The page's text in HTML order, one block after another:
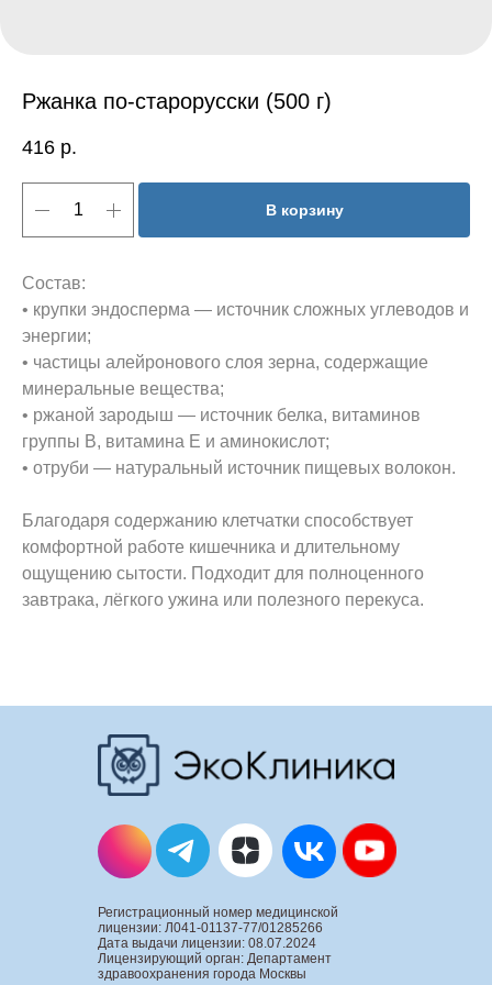
Ржанка по-старорусски (500 г)
416 р.
В корзину
Состав:
• крупки эндосперма — источник сложных углеводов и
энергии;
• частицы алейронового слоя зерна, содержащие
минеральные вещества;
• ржаной зародыш — источник белка, витаминов
группы В, витамина Е и аминокислот;
• отруби — натуральный источник пищевых волокон.
Благодаря содержанию клетчатки способствует
комфортной работе кишечника и длительному
ощущению сытости. Подходит для полноценного
завтрака, лёгкого ужина или полезного перекуса.
Регистрационный номер медицинской
лицензии: Л041-01137-77/01285266
Дата выдачи лицензии: 08.07.2024
Лицензирующий орган: Департамент
здравоохранения города Москвы